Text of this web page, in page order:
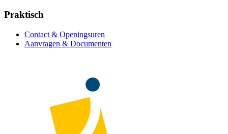
Praktisch
Contact & Openingsuren
Aanvragen & Documenten